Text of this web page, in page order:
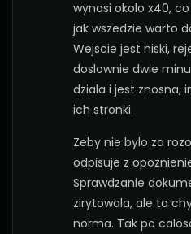
wynosi okolo x40,
jak wszedzie warto
Wejscie jest niski,
doslownie dwie
dziala i jest znosna,
ich stronki.
Zeby nie bylo za
odpisuje z
Sprawdzanie
zirytowala, ale to
norma. Tak po